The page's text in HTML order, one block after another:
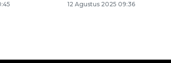
12 Agustus 2025 09:36